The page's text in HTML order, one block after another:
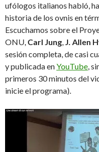
ufólogos italianos habló,
historia de los ovnis en
Escuchamos sobre el
ONU, Carl Jung, J. Allen
sesión completa, de casi
y publicada enYouTube,
primeros 30 minutos del
inicie el programa).